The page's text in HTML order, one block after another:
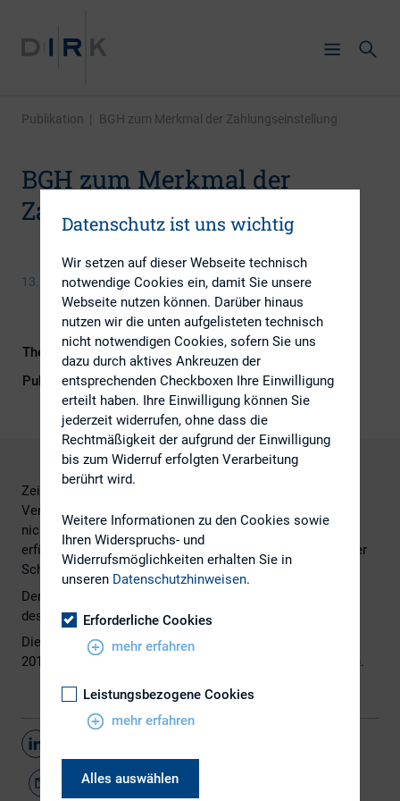
Publikation | BGH zum Merkmal der Zahlungseinstellung
BGH zum Merkmal der
Zahlungseinstellung
13. Dezember 2017
Themengebiet
Kapitalmarktrecht
Publikationsform
Externe Publikationen
Zeigt der Schuldner ein nach außen hervortretendes
Verhalten, in dem sich typischerweise ausdrückt, dass er
nicht in der Lage ist, seine fälligen Zahlungspflichten zu
erfüllen, liegt auch dann Zahlungseinstellung vor, wenn der
Schuldner tatsächlich nur zahlungsunwillig ist.
Den Volltext finden Sie
des
Bundesgerichtshofs.
Dieser Beitrag ist im Corporate Alert vom 30. November
2017 von
erschienen.
Datenschutz ist uns wichtig
Wir setzen auf dieser Webseite technisch
notwendige Cookies ein, damit Sie unsere
Webseite nutzen können. Darüber hinaus
nutzen wir die unten aufgelisteten technisch
nicht notwendigen Cookies, sofern Sie uns
dazu durch aktives Ankreuzen der
entsprechenden Checkboxen Ihre Einwilligung
erteilt haben. Ihre Einwilligung können Sie
jederzeit widerrufen, ohne dass die
Rechtmäßigkeit der aufgrund der Einwilligung
bis zum Widerruf erfolgten Verarbeitung
berührt wird.
Weitere Informationen zu den Cookies sowie
Ihren Widerspruchs- und
Widerrufsmöglichkeiten erhalten Sie in
unseren Datenschutzhinweisen.
Erforderliche Cookies
mehr erfahren
Leistungsbezogene Cookies
mehr erfahren
Alles auswählen